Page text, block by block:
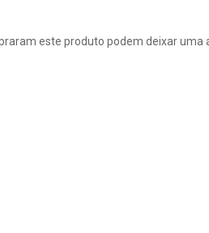
este produto podem deixar uma